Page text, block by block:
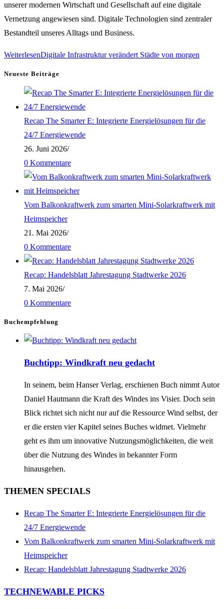
unserer modernen Wirtschaft und Gesellschaft auf eine digitale
Vernetzung angewiesen sind. Digitale Technologien sind zentraler
Bestandteil unseres Alltags und Business.
WeiterlesenDigitale Infrastruktur verändert Städte von morgen
Neueste Beiträge
Recap The Smarter E: Integrierte Energielösungen für die
24/7 Energiewende
26. Juni 2026/
0 Kommentare
Vom Balkonkraftwerk zum smarten Mini-Solarkraftwerk mit
Heimspeicher
21. Mai 2026/
0 Kommentare
Recap: Handelsblatt Jahrestagung Stadtwerke 2026
7. Mai 2026/
0 Kommentare
Buchempfehlung
Buchtipp: Windkraft neu gedacht
In seinem, beim Hanser Verlag, erschienen Buch nimmt Autor
Daniel Hautmann die Kraft des Windes ins Visier. Doch sein
Blick richtet sich nicht nur auf die Ressource Wind selbst, der
er die ersten vier Kapitel seines Buches widmet. Vielmehr
geht es ihm um innovative Nutzungsmöglichkeiten, die weit
über die Nutzung des Windes in bekannter Form
hinausgehen.
THEMEN SPECIALS
Recap The Smarter E: Integrierte Energielösungen für die
24/7 Energiewende
Vom Balkonkraftwerk zum smarten Mini-Solarkraftwerk mit
Heimspeicher
Recap: Handelsblatt Jahrestagung Stadtwerke 2026
TECHNEWABLE PICKS